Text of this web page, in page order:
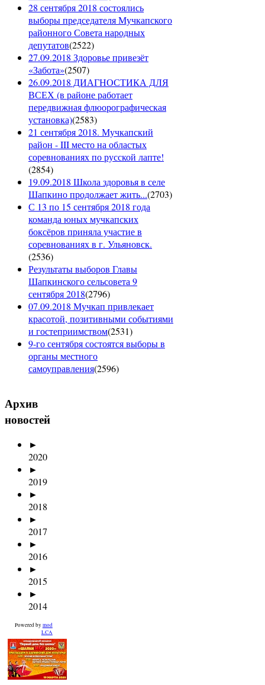
28 сентября 2018 состоялись
выборы председателя Мучкапского
районного Совета народных
депутатов(2522)
27.09.2018 Здоровье привезёт
«Забота»(2507)
26.09.2018 ДИАГНОСТИКА ДЛЯ
ВСЕХ (в районе работает
передвижная флюорографическая
установка)(2583)
21 сентября 2018. Мучкапский
район - III место на областых
соревнованиях по русской лапте!
(2854)
19.09.2018 Школа здоровья в селе
Шапкино продолжает жить...(2703)
С 13 по 15 сентября 2018 года
команда юных мучкапских
боксёров приняла участие в
соревнованиях в г. Ульяновск.
(2536)
Результаты выборов Главы
Шапкинского сельсовета 9
сентября 2018(2796)
07.09.2018 Мучкап привлекает
красотой, позитивными событиями
и гостеприимством(2531)
9-го сентября состоятся выборы в
органы местного
самоуправления(2596)
Архив
новостей
►
2020
►
2019
►
2018
►
2017
►
2016
►
2015
►
2014
Powered by mod
LCA